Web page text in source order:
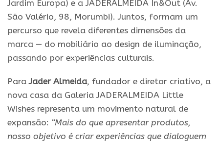
Jardim Europa) e a JADERALMEIDA In&Out (Av.
São Valério, 98, Morumbi). Juntos, formam um
percurso que revela diferentes dimensões da
marca — do mobiliário ao design de iluminação,
passando por experiências culturais.
ParaJader Almeida, fundador e diretor criativo, a
nova casa da Galeria JADERALMEIDA Little
Wishes representa um movimento natural de
expansão: “Mais do que apresentar produtos,
nosso objetivo é criar experiências que dialoguem